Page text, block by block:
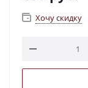
Хочу скидку